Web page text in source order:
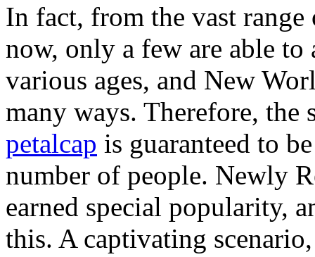
In fact, from the vast
now, only a few are able to
various ages, and New
many ways. Therefore,
petalcap is guaranteed to
number of people. Newly
earned special popularity,
this. A captivating